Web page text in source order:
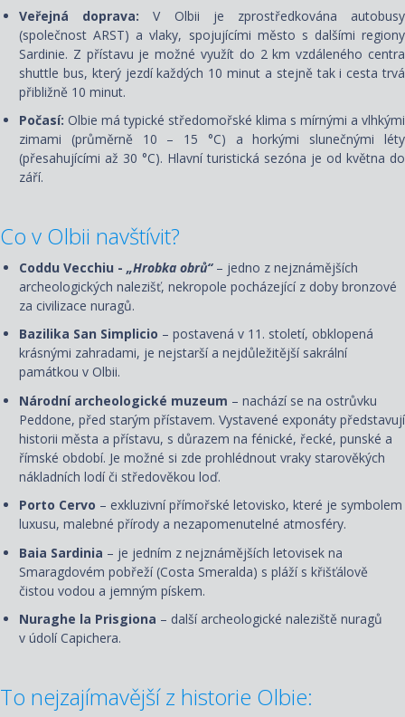
Veřejná doprava: V Olbii je zprostředkována autobusy
(společnost ARST) a vlaky, spojujícími město s dalšími regiony
Sardinie. Z přístavu je možné využít do 2 km vzdáleného centra
shuttle bus, který jezdí každých 10 minut a stejně tak i cesta trvá
přibližně 10 minut.
Počasí: Olbie má typické středomořské klima s mírnými a vlhkými
zimami (průměrně 10 – 15 °C) a horkými slunečnými léty
(přesahujícími až 30 °C). Hlavní turistická sezóna je od května do
září.
Co v Olbii navštívit?
Coddu Vecchiu - „Hrobka obrů“– jedno z nejznámějších
archeologických nalezišť, nekropole pocházející z doby bronzové
za civilizace nuragů.
Bazilika San Simplicio – postavená v 11. století, obklopená
krásnými zahradami, je nejstarší a nejdůležitější sakrální
památkou v Olbii.
Národní archeologické muzeum – nachází se na ostrůvku
Peddone, před starým přístavem. Vystavené exponáty představují
historii města a přístavu, s důrazem na fénické, řecké, punské a
římské období. Je možné si zde prohlédnout vraky starověkých
nákladních lodí či středověkou loď.
Porto Cervo – exkluzivní přímořské letovisko, které je symbolem
luxusu, malebné přírody a nezapomenutelné atmosféry.
Baia Sardinia – je jedním z nejznámějších letovisek na
Smaragdovém pobřeží (Costa Smeralda) s pláží s křišťálově
čistou vodou a jemným pískem.
Nuraghe la Prisgiona – další archeologické naleziště nuragů
v údolí Capichera.
To nejzajímavější z historie Olbie: